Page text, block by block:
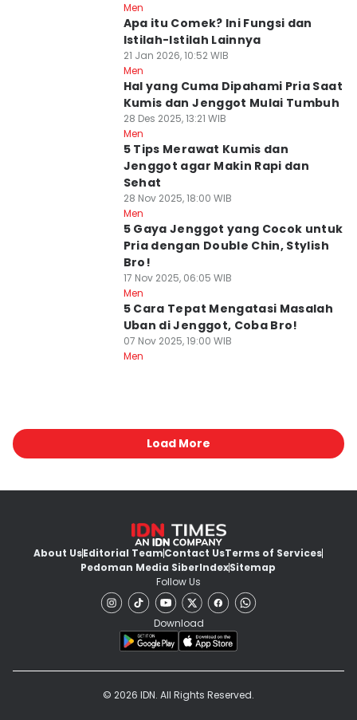
Men
Apa itu Comek? Ini Fungsi dan
Istilah-Istilah Lainnya
21 Jan 2026, 10:52 WIB
Men
Hal yang Cuma Dipahami Pria Saat
Kumis dan Jenggot Mulai Tumbuh
28 Des 2025, 13:21 WIB
Men
5 Tips Merawat Kumis dan
Jenggot agar Makin Rapi dan
Sehat
28 Nov 2025, 18:00 WIB
Men
5 Gaya Jenggot yang Cocok untuk
Pria dengan Double Chin, Stylish
Bro!
17 Nov 2025, 06:05 WIB
Men
5 Cara Tepat Mengatasi Masalah
Uban di Jenggot, Coba Bro!
07 Nov 2025, 19:00 WIB
Men
Load More
About UsEditorial TeamContact UsTerms of Services
Pedoman Media SiberIndexSitemap
Follow Us
Download
© 2026 IDN. All Rights Reserved.